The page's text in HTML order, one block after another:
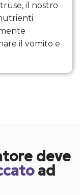
il nostro
il vomito e
deve
ad